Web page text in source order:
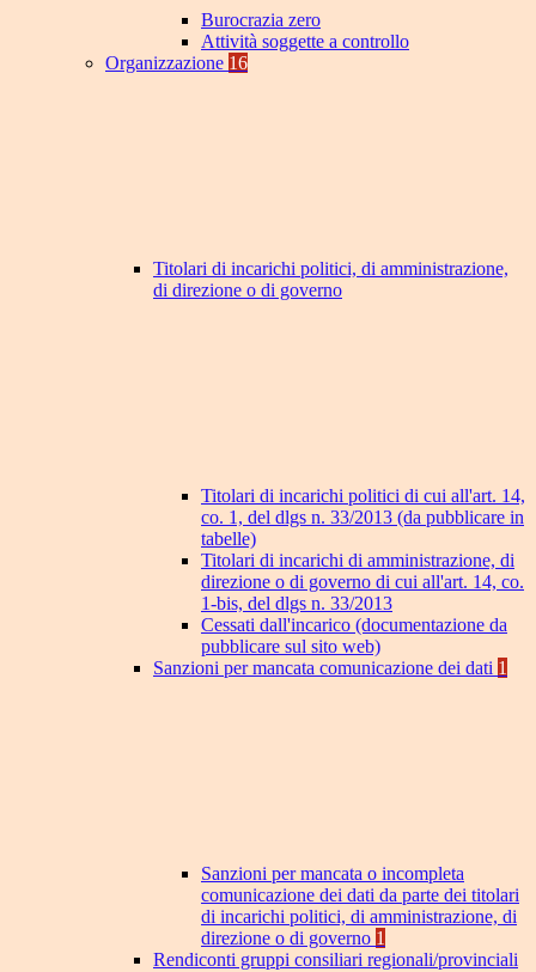
Burocrazia zero
Attività soggette a controllo
Organizzazione 16
Titolari di incarichi politici, di amministrazione,
di direzione o di governo
Titolari di incarichi politici di cui all'art. 14,
co. 1, del dlgs n. 33/2013 (da pubblicare in
tabelle)
Titolari di incarichi di amministrazione, di
direzione o di governo di cui all'art. 14, co.
1-bis, del dlgs n. 33/2013
Cessati dall'incarico (documentazione da
pubblicare sul sito web)
Sanzioni per mancata comunicazione dei dati 1
Sanzioni per mancata o incompleta
comunicazione dei dati da parte dei titolari
di incarichi politici, di amministrazione, di
direzione o di governo 1
Rendiconti gruppi consiliari regionali/provinciali